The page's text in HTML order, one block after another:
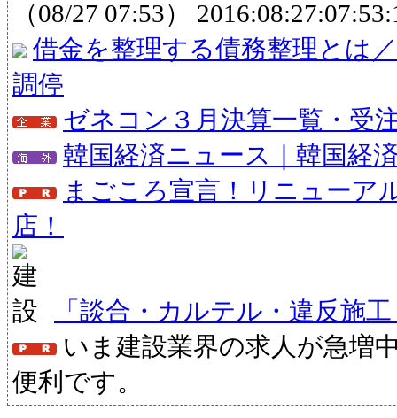
（08/27 07:53）
借金を整理する債務整理とは
調停
ゼネコン３月決算一覧・受
韓国経済ニュース｜韓国経
まごころ宣言！リニューア
店！
「談合・カルテル・違反施
いま建設業界の求人が急増
便利です。